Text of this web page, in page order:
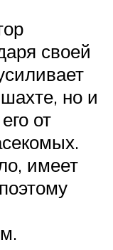
своей
но и
от
имеет